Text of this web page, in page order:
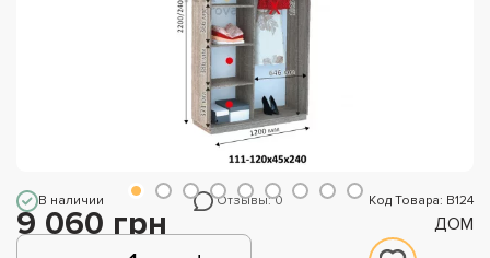
В наличии Отзывы: 0 Код Товара: В124
9 060 грн ДОМ